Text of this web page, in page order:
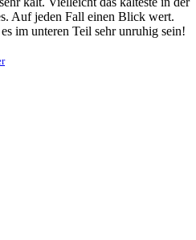
Auf jeden Fall einen Blick wert.
im unteren Teil sehr unruhig sein!